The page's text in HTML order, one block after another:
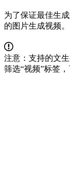
为了保证最佳生
的图片生成视频。
注意：支持的文
筛选“视频”标签